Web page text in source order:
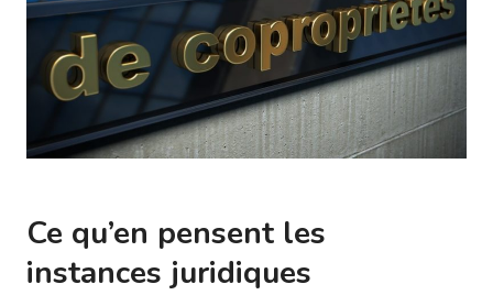
Ce qu’en pensent les
instances juridiques